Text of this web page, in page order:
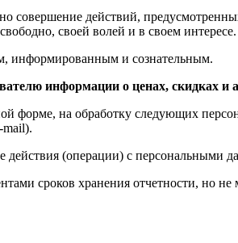
совершение действий,
своей волей и в своем интересе.
информированным и сознательным.
информации о ценах, скидках и
форме, на обработку следующих
mail).
действия (операции) с персональными
сроков хранения отчетности, но не